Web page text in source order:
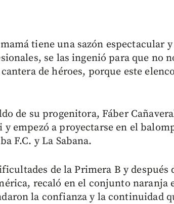
tiene una sazón espectacular
se las ingenió para que no
de héroes, porque este
de su progenitora, Fáber
y empezó a proyectarse en el
F.C. y La Sabana.
de la Primera B y después
recaló en el conjunto naranja
la confianza y la continuidad